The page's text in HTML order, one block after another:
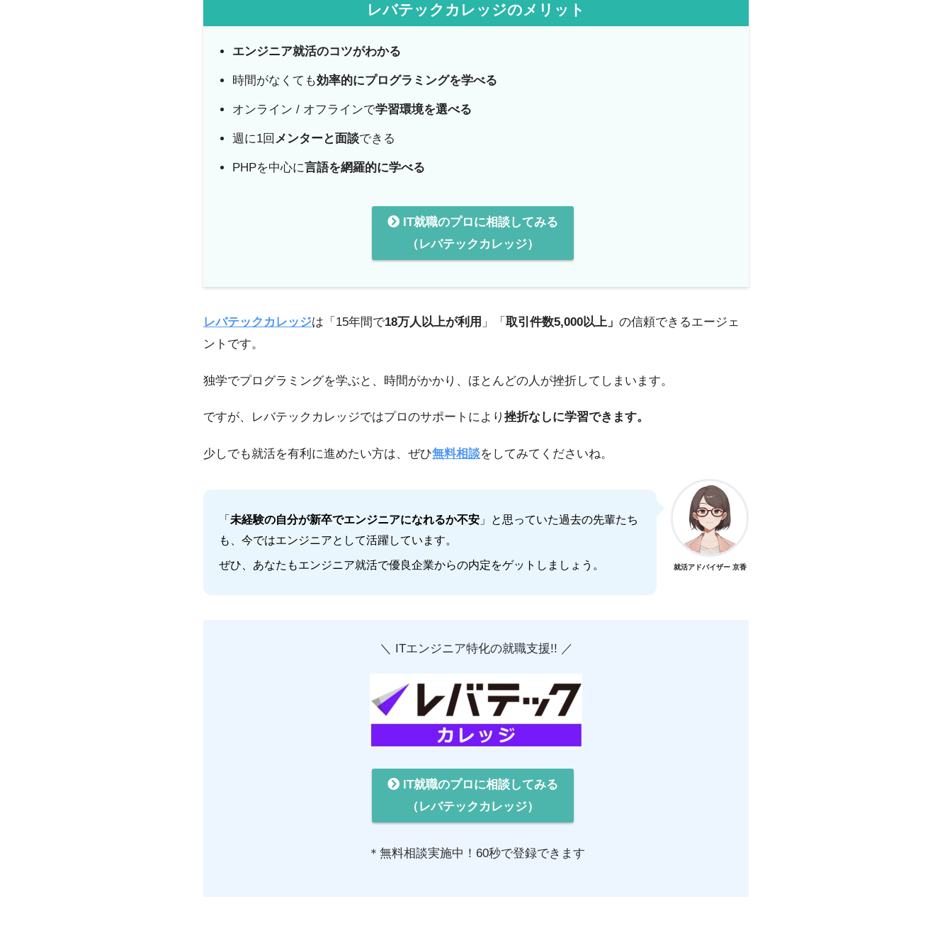
レバテックカレッジのメリット
エンジニア就活のコツがわかる
時間がなくても効率的にプログラミングを学べる
オンライン / オフラインで学習環境を選べる
週に1回 メンターと面談できる
PHPを中心に言語を網羅的に学べる
IT就職のプロに相談してみる
（レバテックカレッジ）
レバテックカレッジは「15年間で18万人以上が利用 」「 取引件数5,000以上」 の信頼できるエージェ
ントです。
独学でプログラミングを学ぶと、時間がかかり、ほとんどの人が挫折してしまいます。
ですが、レバテックカレッジではプロのサポートにより 挫折なしに学習できます。
少しでも就活を有利に進めたい方は、ぜひ無料相談をしてみてくださいね。
「 未経験の自分が新卒でエンジニアになれるか不安 」と思っていた過去の先輩たち
も、今ではエンジニアとして活躍しています。
ぜひ、あなたもエンジニア就活で優良企業からの内定をゲットしましょう。
就活アドバイザー 京香
＼ ITエンジニア特化の就職支援!! ／
IT就職のプロに相談してみる
（レバテックカレッジ）
＊無料相談実施中！60秒で登録できます